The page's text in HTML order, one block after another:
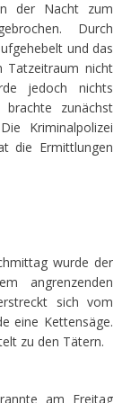
der Nacht zum
Durch
und das
Tatzeitraum nicht
jedoch nichts
brachte zunächst
Kriminalpolizei
die Ermittlungen
wurde der
angrenzenden
sich vom
eine Kettensäge.
zu den Tätern.
am Freitag